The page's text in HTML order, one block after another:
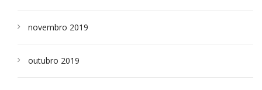
novembro 2019
outubro 2019